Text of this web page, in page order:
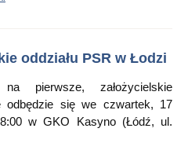
oddziału PSR w Łodzi
pierwsze, założycielskie
odbędzie się we czwartek, 17
w GKO Kasyno (Łódź, ul.